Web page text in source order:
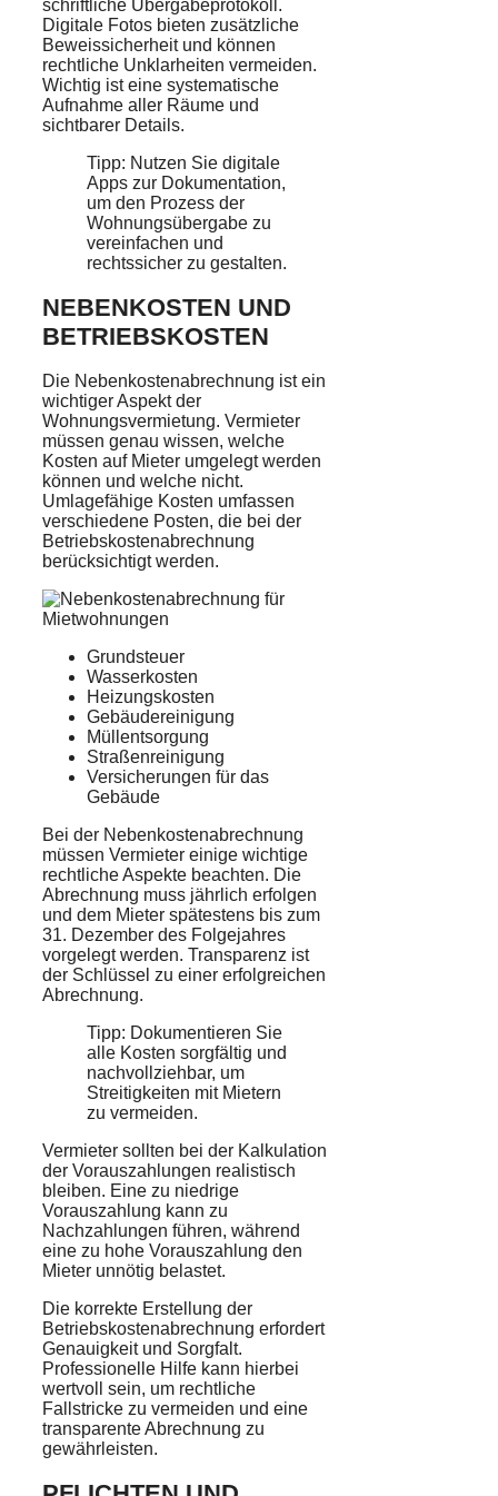
schriftliche Übergabeprotokoll.
Digitale Fotos bieten zusätzliche
Beweissicherheit und können
rechtliche Unklarheiten vermeiden.
Wichtig ist eine systematische
Aufnahme aller Räume und
sichtbarer Details.
Tipp: Nutzen Sie digitale
Apps zur Dokumentation,
um den Prozess der
Wohnungsübergabe zu
vereinfachen und
rechtssicher zu gestalten.
NEBENKOSTEN UND
BETRIEBSKOSTEN
Die Nebenkostenabrechnung ist ein
wichtiger Aspekt der
Wohnungsvermietung. Vermieter
müssen genau wissen, welche
Kosten auf Mieter umgelegt werden
können und welche nicht.
Umlagefähige Kosten umfassen
verschiedene Posten, die bei der
Betriebskostenabrechnung
berücksichtigt werden.
Grundsteuer
Wasserkosten
Heizungskosten
Gebäudereinigung
Müllentsorgung
Straßenreinigung
Versicherungen für das
Gebäude
Bei der Nebenkostenabrechnung
müssen Vermieter einige wichtige
rechtliche Aspekte beachten. Die
Abrechnung muss jährlich erfolgen
und dem Mieter spätestens bis zum
31. Dezember des Folgejahres
vorgelegt werden. Transparenz ist
der Schlüssel zu einer erfolgreichen
Abrechnung.
Tipp: Dokumentieren Sie
alle Kosten sorgfältig und
nachvollziehbar, um
Streitigkeiten mit Mietern
zu vermeiden.
Vermieter sollten bei der Kalkulation
der Vorauszahlungen realistisch
bleiben. Eine zu niedrige
Vorauszahlung kann zu
Nachzahlungen führen, während
eine zu hohe Vorauszahlung den
Mieter unnötig belastet.
Die korrekte Erstellung der
Betriebskostenabrechnung erfordert
Genauigkeit und Sorgfalt.
Professionelle Hilfe kann hierbei
wertvoll sein, um rechtliche
Fallstricke zu vermeiden und eine
transparente Abrechnung zu
gewährleisten.